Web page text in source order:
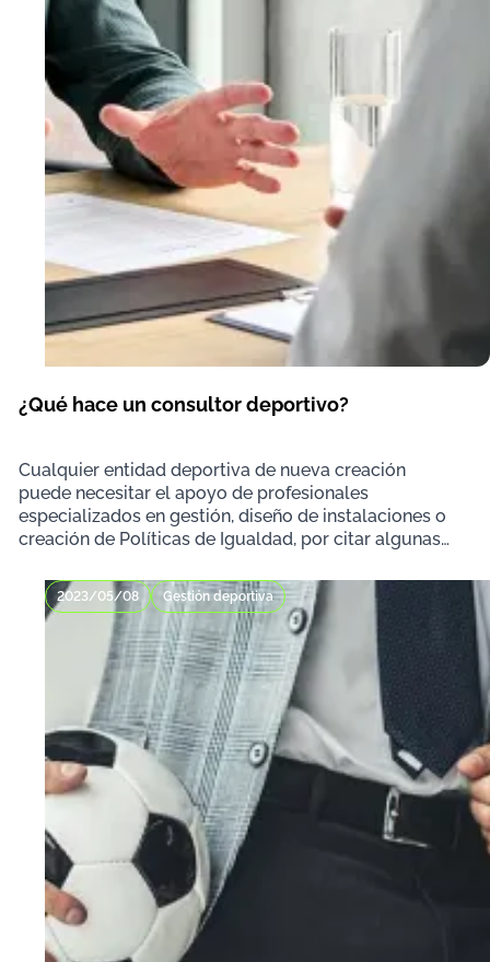
¿Qué hace un consultor deportivo?
Cualquier entidad deportiva de nueva creación
puede necesitar el apoyo de profesionales
especializados en gestión, diseño de instalaciones o
creación de Políticas de Igualdad, por citar algunas
2023/05/08 Gestión deportiva